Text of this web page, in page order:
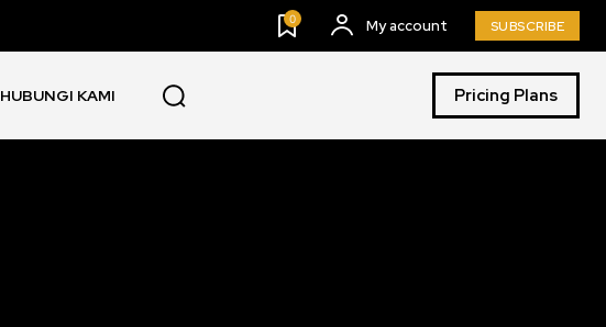
0 My account SUBSCRIBE
HUBUNGI KAMI Pricing Plans